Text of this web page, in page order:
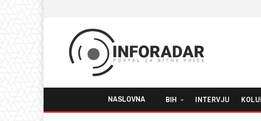
NASLOVNA BIH INTERVJU